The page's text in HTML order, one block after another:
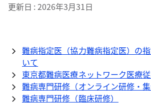
更新日 2026年3月31日
難病指定医（協力難病指定医）の
いて
東京都難病医療ネットワーク医療
難病専門研修（オンライン研修・集
難病専門研修（臨床研修）